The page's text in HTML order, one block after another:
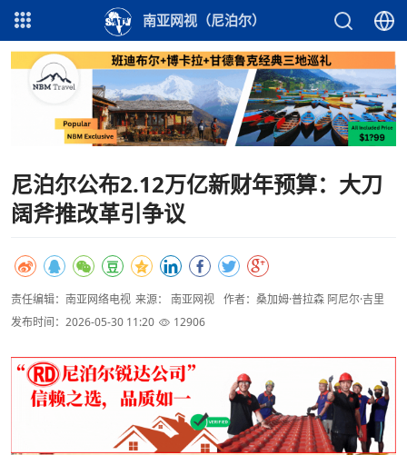
南亚网视（尼泊尔）
尼泊尔公布2.12万亿新财年预算：大刀
阔斧推改革引争议
责任编辑：南亚网络电视 来源： 南亚网视 作者：桑加姆·普拉森 阿尼尔·吉里
发布时间：2026-05-30 11:20
12906